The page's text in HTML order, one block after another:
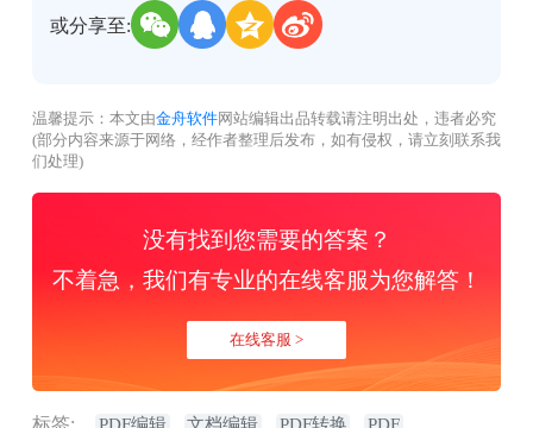
或分享至:
温馨提示：本文由金舟软件网站编辑出品转载请注明出处，违者必究
(部分内容来源于网络，经作者整理后发布，如有侵权，请立刻联系我
们处理)
没有找到您需要的答案？
不着急，我们有专业的在线客服为您解答！
在线客服 >